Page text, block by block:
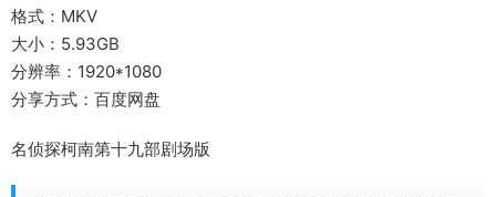
格式：MKV
大小：5.93GB
分辨率：1920*1080
分享方式：百度网盘
名侦探柯南第十九部剧场版